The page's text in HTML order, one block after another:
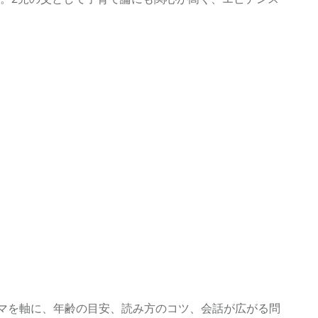
軸に、年齢の目安、読み方のコツ、会話が広がる問